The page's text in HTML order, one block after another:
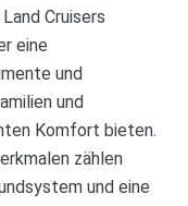
Cruisers
eine
und
und
Komfort bieten.
zählen
und eine